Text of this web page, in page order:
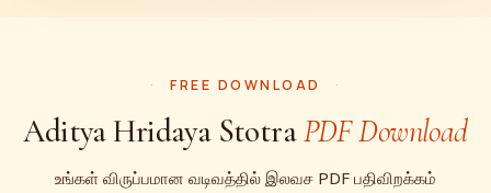
FREE DOWNLOAD
Aditya Hridaya StotraPDF Download
உங்கள் விருப்பமான வடிவத்தில் இலவச PDF பதிவிறக்கம்